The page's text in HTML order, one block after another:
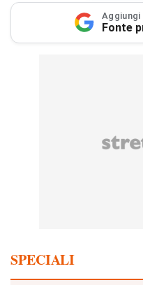
Fonte
SPECIALI